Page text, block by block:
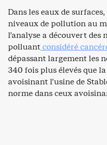
Dans les eaux de
niveaux de pollution au
l’analyse a découvert
polluantconsidéré
dépassant largement les
340 fois plus élevés que
avoisinant l’usine de
norme dans ceux